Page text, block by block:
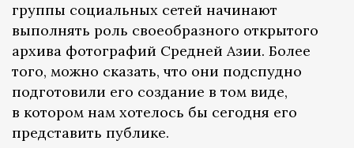
группы социальных сетей начинают
выполнять роль своеобразного открытого
архива фотографий Средней Азии. Более
того, можно сказать, что они подспудно
подготовили его создание в том виде,
в котором нам хотелось бы сегодня его
представить публике.